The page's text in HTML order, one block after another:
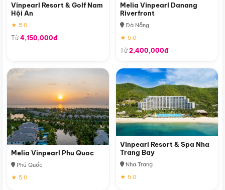
Vinpearl Resort & Golf Nam
Hội An
★ 5.0
Từ4,150,000đ
Melia Vinpearl Danang
Riverfront
Đà Nẵng
★ 5.0
Từ2,400,000đ
Melia Vinpearl Phu Quoc
Phú Quốc
★ 5.0
Vinpearl Resort & Spa Nha
Trang Bay
Nha Trang
★ 5.0